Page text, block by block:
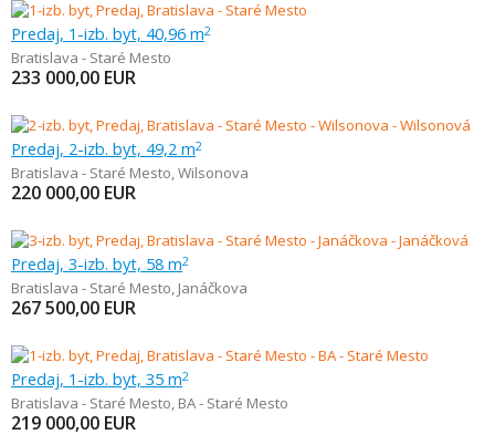
Predaj, 1-izb. byt, 40,96 m2
Bratislava - Staré Mesto
233 000,00 EUR
Predaj, 2-izb. byt, 49,2 m2
Bratislava - Staré Mesto,Wilsonova
220 000,00 EUR
Predaj, 3-izb. byt, 58 m2
Bratislava - Staré Mesto, Janáčkova
267 500,00 EUR
Predaj, 1-izb. byt, 35 m2
Bratislava - Staré Mesto, BA - Staré Mesto
219 000,00 EUR